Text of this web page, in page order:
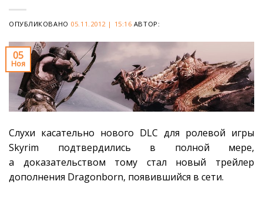
ОПУБЛИКОВАНО 05.11.2012 | 15:16 АВТОР:
05
Ноя
Слухи касательно нового DLC для ролевой игры
Skyrim подтвердились в полной мере,
а доказательством тому стал новый трейлер
дополнения Dragonborn, появившийся в сети.